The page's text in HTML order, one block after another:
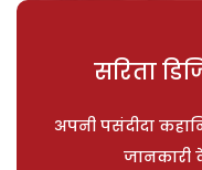
सरिता
अपनी पसंदीदा
जानकारी